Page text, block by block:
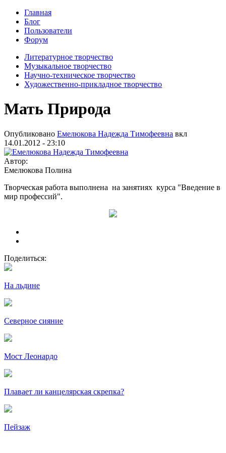
Главная
Блог
Пользователи
Форум
Литературное творчество
Музыкальное творчество
Научно-техническое творчество
Художественно-прикладное творчество
Мать Природа
Опубликовано Емелюкова Надежда Тимофеевна вкл
14.01.2012 - 23:10
Автор:
Емелюкова Полина
Творческая работа выполнена на занятиях курса "Введение в
мир профессий".
Поделиться:
На льдине
Северное сияние
Мост Леонардо
Плавает ли канцелярская скрепка?
Пейзаж